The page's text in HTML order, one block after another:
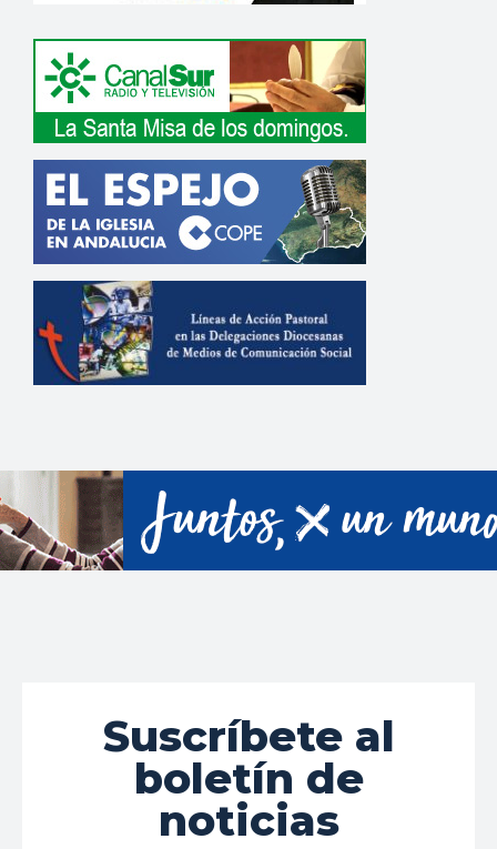
Suscríbete al
boletín de
noticias